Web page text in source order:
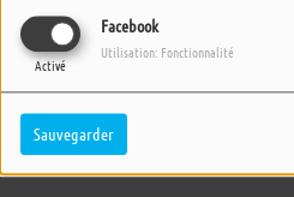
Facebook
Activé
Utilisation: Fonctionnalité
Sauvegarder
Jeudi 2